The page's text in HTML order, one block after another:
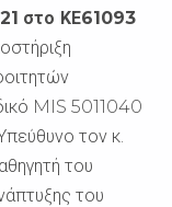
στο ΚΕ61093
MIS 5011040
τον κ.
του
του